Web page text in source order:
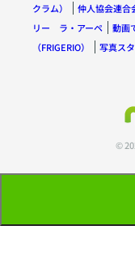
クラム）
仲人協会連合
リー ラ・アーペ
動画
（FRIGERIO）
写真ス
©